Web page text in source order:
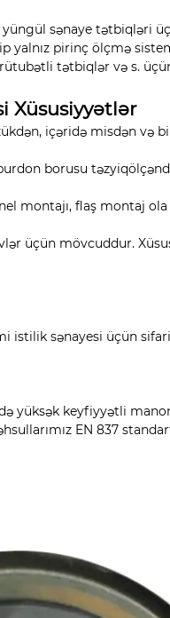
sənaye tətbiqləri
pirinç ölçmə
tətbiqlər və s.
Xüsusiyyətlər
içəridə misdən və
borusu
montajı, flaş montaj
yivlər üçün mövcuddur.
istilik sənayesi üçün
yüksək keyfiyyətli
EN 837